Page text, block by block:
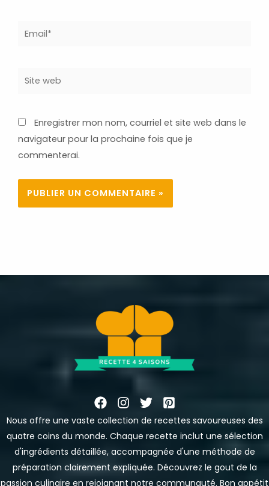
Email*
Site
Enregistrer mon nom, courriel et site web dans le
navigateur pour la prochaine fois que je
commenterai.
Nous offre une vaste collection de recettes savoureuses des
quatre coins du monde. Chaque recette inclut une sélection
d'ingrédients détaillée, accompagnée d'une méthode de
préparation clairement expliquée. Découvrez le gout de la
passion culinaire en rejoignant notre communauté. Bon appétit